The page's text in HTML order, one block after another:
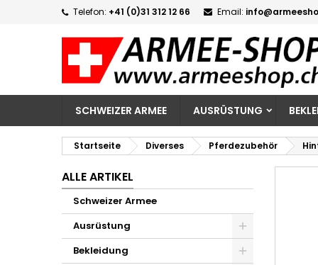
Telefon: +41 (0)31 312 12 66 Email:
SCHWEIZER ARMEE AUSRÜSTUNG
Startseite Diverses Pferdezubehör
ALLE ARTIKEL
Schweizer Armee
Ausrüstung
Bekleidung
add_circle_outline